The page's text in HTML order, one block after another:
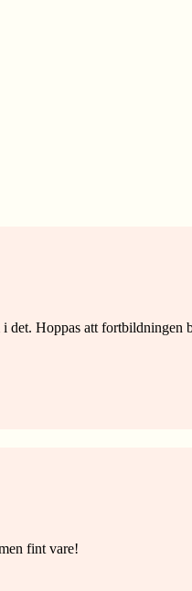
Hoppas att fortbildningen
fint vare!